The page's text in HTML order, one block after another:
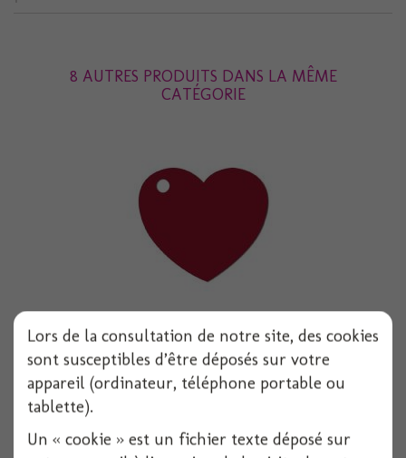
8 AUTRES PRODUITS DANS LA MÊME
CATÉGORIE
Etiquette coeur bordeaux x50
1X50 pièces
Lors de la consultation de notre site, des cookies
sont susceptibles d’être déposés sur votre
appareil (ordinateur, téléphone portable ou
tablette).
Un « cookie » est un fichier texte déposé sur